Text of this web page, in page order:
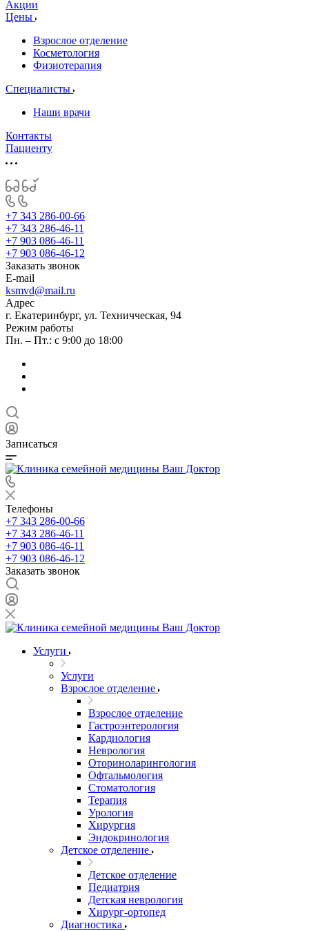
Акции
Цены
Взрослое отделение
Косметология
Физиотерапия
Специалисты
Наши врачи
Контакты
Пациенту
+7 343 286-00-66
+7 343 286-46-11
+7 903 086-46-11
+7 903 086-46-12
Заказать звонок
E-mail
ksmvd@mail.ru
Адрес
г. Екатеринбург, ул. Техничческая, 94
Режим работы
Пн. – Пт.: с 9:00 до 18:00
Записаться
Телефоны
+7 343 286-00-66
+7 343 286-46-11
+7 903 086-46-11
+7 903 086-46-12
Заказать звонок
Услуги
Услуги
Взрослое отделение
Взрослое отделение
Гастроэнтерология
Кардиология
Неврология
Оториноларингология
Офтальмология
Стоматология
Терапия
Урология
Хирургия
Эндокринология
Детское отделение
Детское отделение
Педиатрия
Детская неврология
Хирург-ортопед
Диагностика